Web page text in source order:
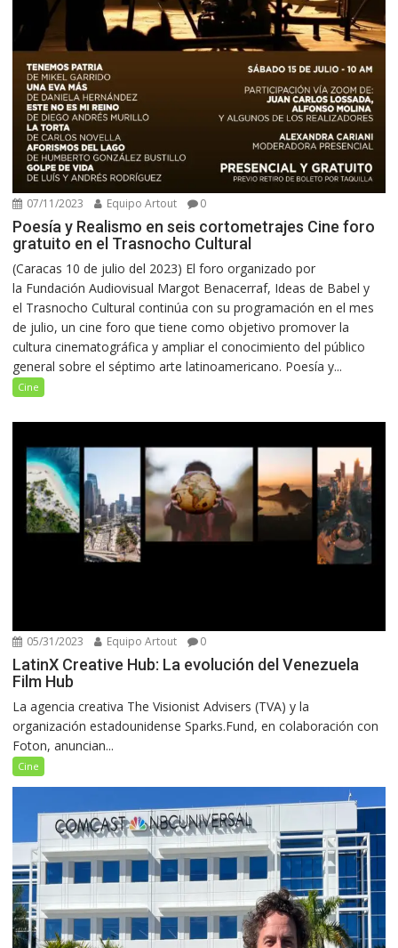
07/11/2023 Equipo Artout 0
Poesía y Realismo en seis cortometrajes Cine foro
gratuito en el Trasnocho Cultural
(Caracas 10 de julio del 2023) El foro organizado por
la Fundación Audiovisual Margot Benacerraf, Ideas de Babel y
el Trasnocho Cultural continúa con su programación en el mes
de julio, un cine foro que tiene como objetivo promover la
cultura cinematográfica y ampliar el conocimiento del público
general sobre el séptimo arte latinoamericano. Poesía y...
Cine
05/31/2023 Equipo Artout 0
LatinX Creative Hub: La evolución del Venezuela
Film Hub
La agencia creativa The Visionist Advisers (TVA) y la
organización estadounidense Sparks.Fund, en colaboración con
Foton, anuncian...
Cine